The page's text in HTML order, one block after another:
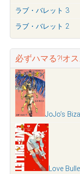
ラブ・バレット 3
ラブ・バレット 2
必ずハマる?!オ
JoJo’s
Love